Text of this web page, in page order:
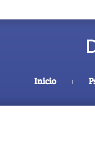
Inicio